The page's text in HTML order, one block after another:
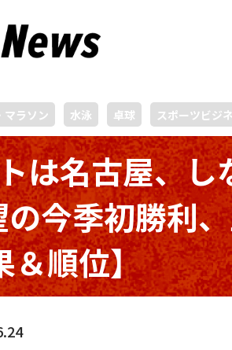
マラソン 水泳 卓球 スポーツビジ
は名古屋、
今季初勝利
＆順位】